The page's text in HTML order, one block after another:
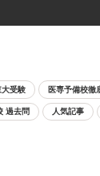
大受験 医専予備校徹
過去問 人気記事